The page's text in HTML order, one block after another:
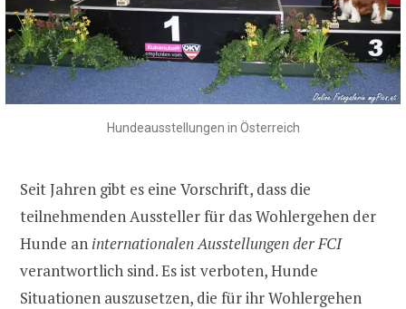
Hundeausstellungen in Österreich
Seit Jahren gibt es eine Vorschrift, dass die
teilnehmenden Aussteller für das Wohlergehen der
Hunde an internationalen Ausstellungen der FCI
verantwortlich sind. Es ist verboten, Hunde
Situationen auszusetzen, die für ihr Wohlergehen